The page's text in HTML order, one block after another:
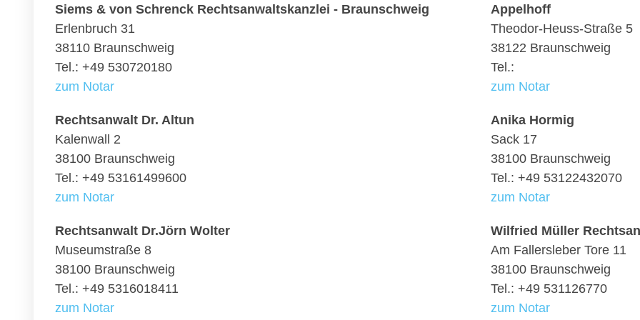
Siems & von Schrenck Rechtsanwaltskanzlei - Braunschweig
Erlenbruch 31
38110 Braunschweig
Tel.: +49 530720180
zum Notar
Appelhoff
Theodor-Heuss-Straße 5
38122 Braunschweig
Tel.:
zum Notar
Rechtsanwalt Dr. Altun
Kalenwall 2
38100 Braunschweig
Tel.: +49 53161499600
zum Notar
Anika Hormig
Sack 17
38100 Braunschweig
Tel.: +49 53122432070
zum Notar
Rechtsanwalt Dr.Jörn Wolter
Museumstraße 8
38100 Braunschweig
Tel.: +49 5316018411
zum Notar
Wilfried Müller
Am Fallersleber Tore 11
38100 Braunschweig
Tel.: +49 531126770
zum Notar